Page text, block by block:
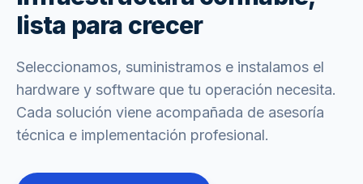
lista para crecer
Seleccionamos, suministramos e instalamos el
hardware y software que tu operación necesita.
Cada solución viene acompañada de asesoría
técnica e implementación profesional.